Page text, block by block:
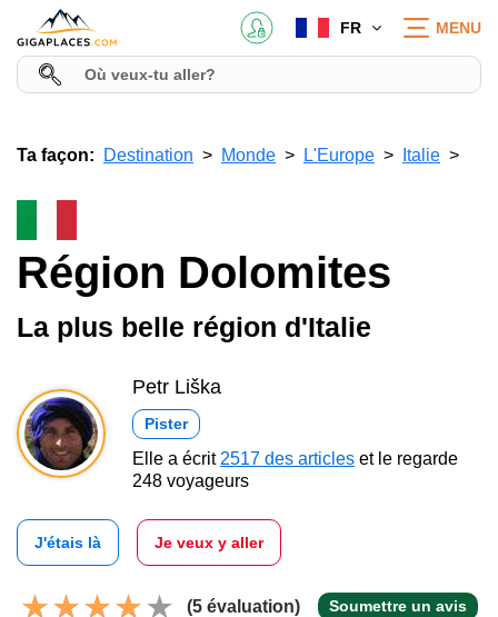
FR MENU
Ta façon: Destination Monde L'Europe Italie
Région Dolomites
La plus belle région d'Italie
Petr Liška
Pister
Elle a écrit 2517 des articles et le regarde
248 voyageurs
J'étais là Je veux y aller
(5 évaluation) Soumettre un avis